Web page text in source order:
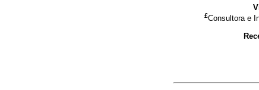
£Consultora e